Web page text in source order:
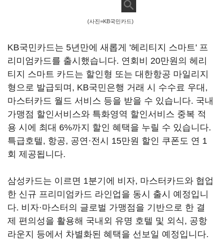
(사진=KB국민카드)
KB국민카드는 5년만에 새롭게 '헤리티지 스마트' 프
리미엄카드를 출시했습니다. 연회비 20만원의 헤리
티지 스마트 카드는 할인형 또는 대한항공 마일리지
형으로 발급되며, KB국민은행 거래 시 수수료 우대,
마스터카드 월드 서비스 등을 받을 수 있습니다. 국내
가맹점 할인서비스와 특화영역 할인서비스 중복 적
용 시에 최대 6%까지 할인 혜택을 누릴 수 있습니다.
특급호텔, 항공, 공연·전시 15만원 할인 쿠폰도 연 1
회 제공됩니다.
삼성카드는 이르면 1분기에 비자, 마스터카드와 협업
한 신규 프리미엄카드 라인업을 동시 출시 예정입니
다. 비자·마스터의 글로벌 가맹점을 기반으로 한 결
제 편의성을 활용해 국내외 유명 호텔 및 외식, 공항
라운지 등에서 차별화된 혜택을 선보일 예정입니다.